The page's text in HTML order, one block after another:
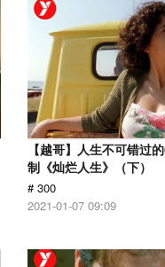
【越哥】人生不可错过
制《灿烂人生》（下）
# 300
2021-01-07 09:09